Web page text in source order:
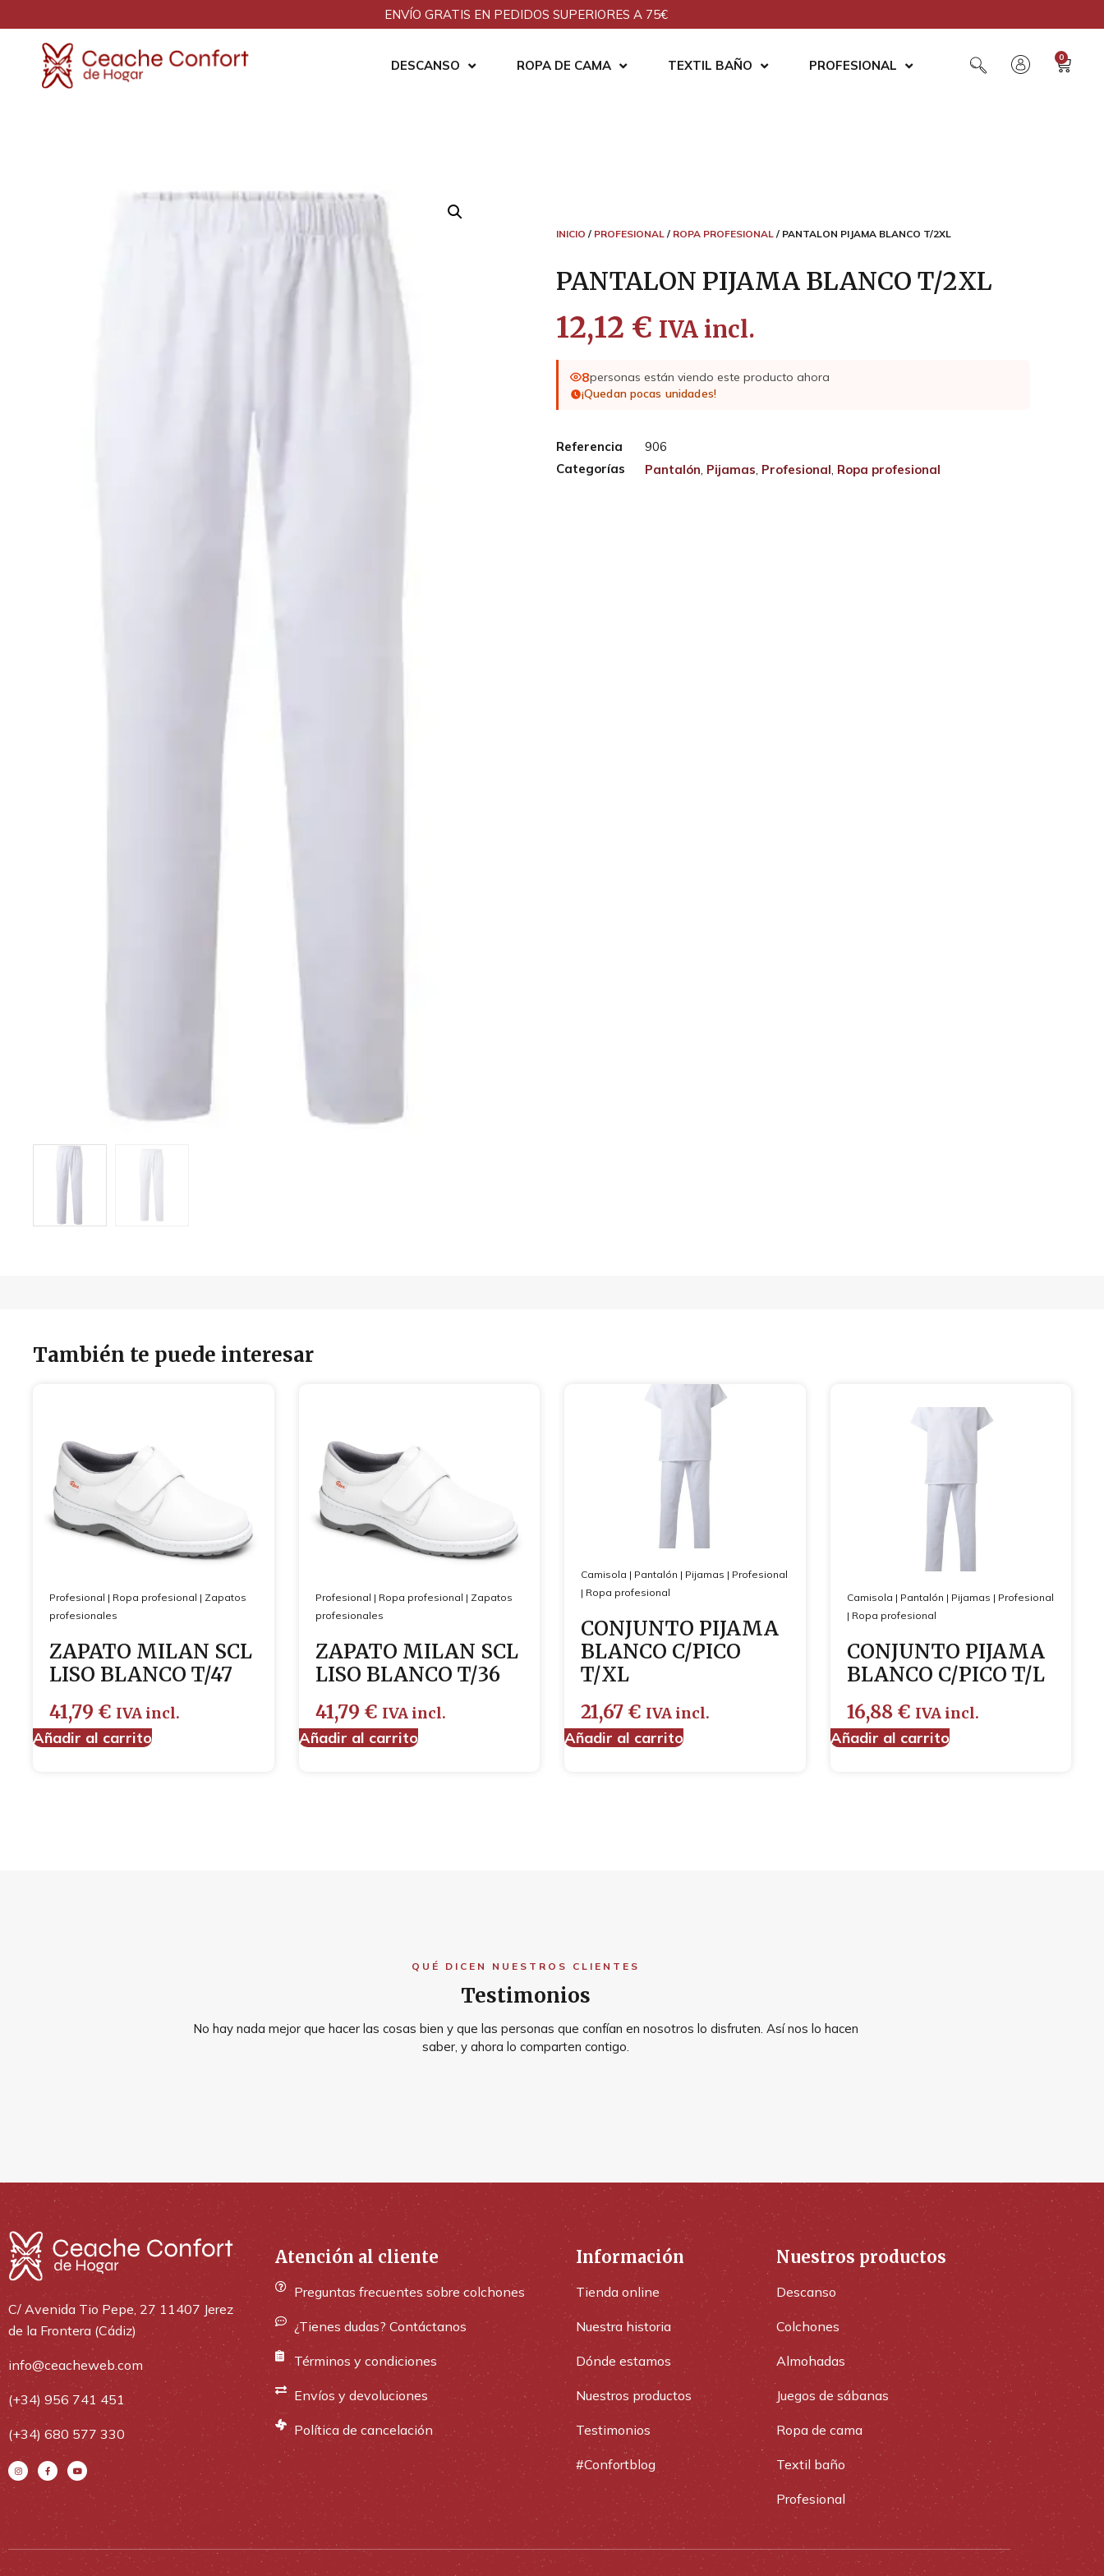
ENVÍO GRATIS EN PEDIDOS SUPERIORES A 75€
DESCANSO ROPA DE CAMA TEXTIL BAÑO PROFESIONAL
0
INICIO / PROFESIONAL/ ROPA PROFESIONAL/ PANTALON PIJAMA BLANCO T/2XL
PANTALON PIJAMA BLANCO T/2XL
12,12 € IVA incl.
8personas están viendo este producto ahora
¡Quedan pocas unidades!
Referencia
906
Categorías
Pantalón, Pijamas, Profesional, Ropa profesional
También te puede interesar
Profesional | Ropa profesional | Zapatos
profesionales
ZAPATO MILAN SCL
LISO BLANCO T/47
41,79 € IVA incl.
Añadir al carrito
Profesional | Ropa profesional | Zapatos
profesionales
ZAPATO MILAN SCL
LISO BLANCO T/36
41,79 € IVA incl.
Añadir al carrito
Camisola | Pantalón | Pijamas | Profesional
| Ropa profesional
CONJUNTO PIJAMA
BLANCO C/PICO
T/XL
21,67 € IVA incl.
Añadir al carrito
Camisola | Pantalón | Pijamas | Profesional
| Ropa profesional
CONJUNTO PIJAMA
BLANCO C/PICO T/L
16,88 € IVA incl.
Añadir al carrito
QUÉ DICEN NUESTROS CLIENTES
Testimonios
No hay nada mejor que hacer las cosas bien y que las personas que confían en nosotros lo disfruten. Así nos lo hacen
saber, y ahora lo comparten contigo.
C/ Avenida Tio Pepe, 27 11407 Jerez
de la Frontera (Cádiz)
info@ceacheweb.com
(+34) 956 741 451
(+34) 680 577 330
Atención al cliente
Preguntas frecuentes sobre colchones
¿Tienes dudas? Contáctanos
Términos y condiciones
Envíos y devoluciones
Política de cancelación
Información
Tienda online
Nuestra historia
Dónde estamos
Nuestros productos
Testimonios
#Confortblog
Nuestros productos
Descanso
Colchones
Almohadas
Juegos de sábanas
Ropa de cama
Textil baño
Profesional